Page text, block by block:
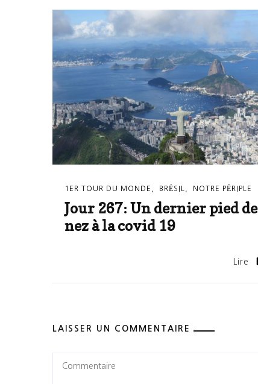
1ER TOUR DU MONDE BRÉSIL NOTRE PÉRIPLE
Jour 267: Un dernier pied de
nez à la covid 19
Lire
LAISSER UN COMMENTAIRE